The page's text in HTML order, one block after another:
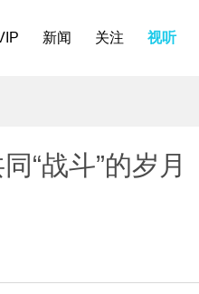
新闻 关注 视听
“战斗”的岁月